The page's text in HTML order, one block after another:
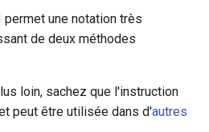
permet une notation très
de deux méthodes
loin, sachez que l'instruction
peut être utilisée dans d'autres